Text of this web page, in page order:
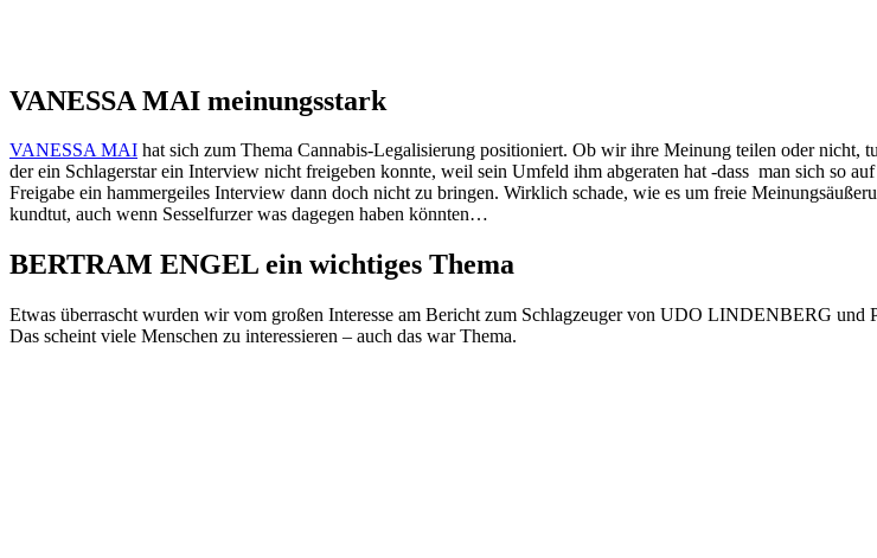
VANESSA MAI meinungsstark
VANESSA MAI hat sich zum Thema Cannabis-Legalisierung positioniert. Ob wir ihre Meinung teilen oder nicht,
der ein Schlagerstar ein Interview nicht freigeben konnte, weil sein Umfeld ihm abgeraten hat -dass man sich so
Freigabe ein hammergeiles Interview dann doch nicht zu bringen. Wirklich schade, wie es um freie
kundtut, auch wenn Sesselfurzer was dagegen haben könnten…
BERTRAM ENGEL ein wichtiges Thema
Etwas überrascht wurden wir vom großen Interesse am Bericht zum Schlagzeuger von UDO LINDENBERG
Das scheint viele Menschen zu interessieren – auch das war Thema.